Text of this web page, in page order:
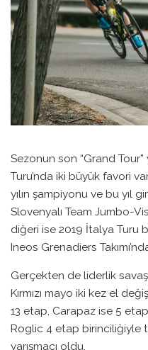
Sezonun son “Grand Tour”
Turu’nda iki büyük favori
yılın şampiyonu ve bu yıl
Slovenyalı Team Jumbo-
diğeri ise 2019 İtalya Turu
Ineos Grenadiers
Gerçekten de liderlik
Kırmızı mayo iki kez el
13 etap, Carapaz ise 5 etap
Roglic 4 etap birinciliğiyle
yarışmacı oldu.